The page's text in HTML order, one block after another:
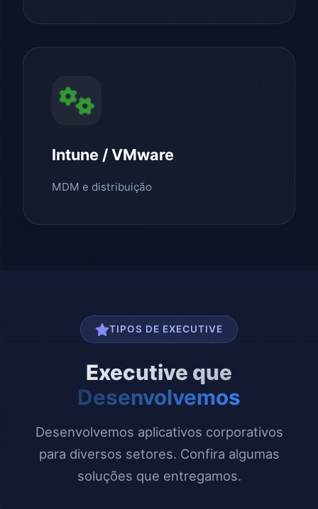
Intune / VMware
MDM e distribuição
TIPOS DE EXECUTIVE
Executive que
Desenvolvemos
Desenvolvemos aplicativos corporativos
para diversos setores. Confira algumas
soluções que entregamos.